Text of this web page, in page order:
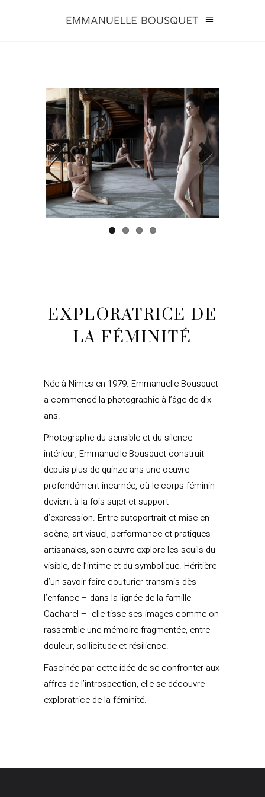
Previous Next
EXPLORATRICE DE
LA FÉMINITÉ
Née à Nîmes en 1979. Emmanuelle Bousquet
a commencé la photographie à l’âge de dix
ans.
Photographe du sensible et du silence
intérieur, Emmanuelle Bousquet construit
depuis plus de quinze ans une oeuvre
profondément incarnée, où le corps féminin
devient à la fois sujet et support
d’expression. Entre autoportrait et mise en
scène, art visuel, performance et pratiques
artisanales, son oeuvre explore les seuils du
visible, de l’intime et du symbolique. Héritière
d’un savoir-faire couturier transmis dès
l’enfance – dans la lignée de la famille
Cacharel – elle tisse ses images comme on
rassemble une mémoire fragmentée, entre
douleur, sollicitude et résilience.
Fascinée par cette idée de se confronter aux
affres de l’introspection, elle se découvre
exploratrice de la féminité.